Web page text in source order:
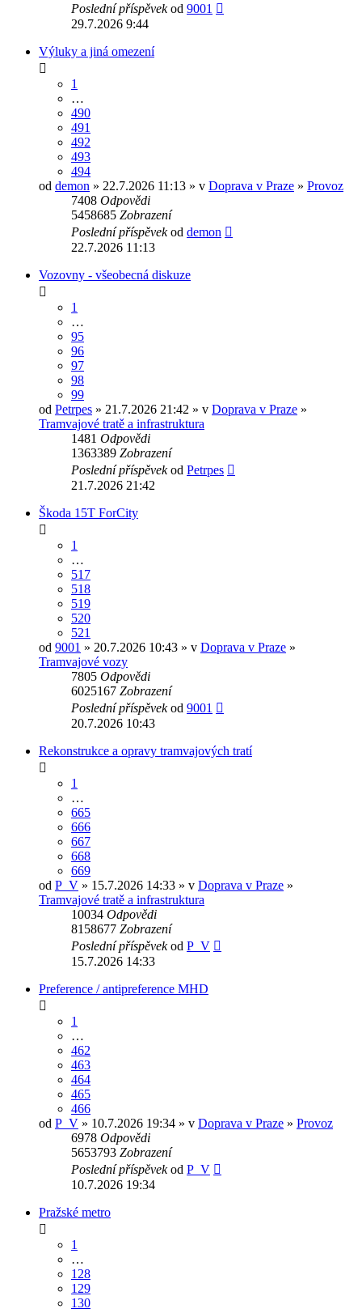
Poslední příspěvekod 9001
29.7.2026 9:44
Výluky a jiná omezení
1
…
490
491
492
493
494
od demon » 22.7.2026 11:13 » v Doprava v Praze » Provoz
7408 Odpovědi
5458685 Zobrazení
Poslední příspěvekod demon
22.7.2026 11:13
Vozovny - všeobecná diskuze
1
…
95
96
97
98
99
od Petrpes » 21.7.2026 21:42 » v Doprava v Praze »
Tramvajové tratě a infrastruktura
1481 Odpovědi
1363389 Zobrazení
Poslední příspěvekod Petrpes
21.7.2026 21:42
Škoda 15T ForCity
1
…
517
518
519
520
521
od 9001 » 20.7.2026 10:43 » v Doprava v Praze »
Tramvajové vozy
7805 Odpovědi
6025167 Zobrazení
Poslední příspěvekod 9001
20.7.2026 10:43
Rekonstrukce a opravy tramvajových tratí
1
…
665
666
667
668
669
od P_V » 15.7.2026 14:33 » v Doprava v Praze »
Tramvajové tratě a infrastruktura
10034 Odpovědi
8158677 Zobrazení
Poslední příspěvekod P_V
15.7.2026 14:33
Preference / antipreference MHD
1
…
462
463
464
465
466
od P_V » 10.7.2026 19:34 » v Doprava v Praze » Provoz
6978 Odpovědi
5653793 Zobrazení
Poslední příspěvekod P_V
10.7.2026 19:34
Pražské metro
1
…
128
129
130